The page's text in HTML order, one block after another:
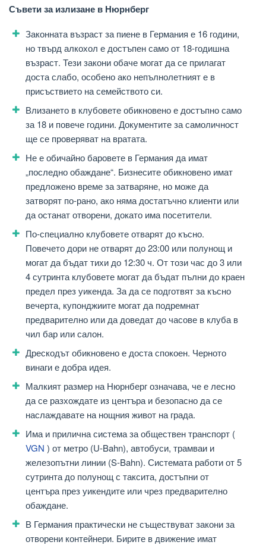
Съвети за излизане в Нюрнберг
Законната възраст за пиене в Германия е 16 години,
но твърд алкохол е достъпен само от 18-годишна
възраст. Тези закони обаче могат да се прилагат
доста слабо, особено ако непълнолетният е в
присъствието на семейството си.
Влизането в клубовете обикновено е достъпно само
за 18 и повече години. Документите за самоличност
ще се проверяват на вратата.
Не е обичайно баровете в Германия да имат
„последно обаждане“. Бизнесите обикновено имат
предложено време за затваряне, но може да
затворят по-рано, ако няма достатъчно клиенти или
да останат отворени, докато има посетители.
По-специално клубовете отварят до късно.
Повечето дори не отварят до 23:00 или полунощ и
могат да бъдат тихи до 12:30 ч. От този час до 3 или
4 сутринта клубовете могат да бъдат пълни до краен
предел през уикенда. За да се подготвят за късно
вечерта, купонджиите могат да подремнат
предварително или да доведат до часове в клуба в
чил бар или салон.
Дрескодът обикновено е доста спокоен. Черното
винаги е добра идея.
Малкият размер на Нюрнберг означава, че е лесно
да се разхождате из центъра и безопасно да се
наслаждавате на нощния живот на града.
Има и прилична система за обществен транспорт (
VGN ) от метро (U-Bahn), автобуси, трамваи и
железопътни линии (S-Bahn). Системата работи от 5
сутринта до полунощ с таксита, достъпни от
центъра през уикендите или чрез предварително
обаждане.
В Германия практически не съществуват закони за
отворени контейнери. Бирите в движение имат